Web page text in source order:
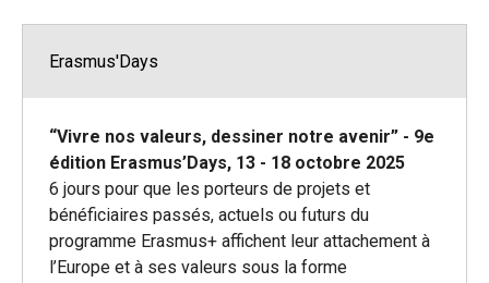
Erasmus'Days
“Vivre nos valeurs, dessiner notre avenir” - 9e
édition Erasmus’Days, 13 - 18 octobre 2025
6 jours pour que les porteurs de projets et
bénéficiaires passés, actuels ou futurs du
programme Erasmus+ affichent leur attachement à
l’Europe et à ses valeurs sous la forme